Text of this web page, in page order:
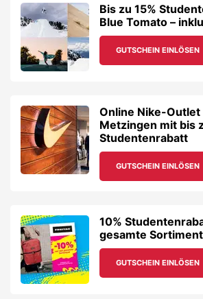
Bis zu 15%
Blue Tomato –
GUTSCHEIN EINLÖSEN
Online Nike-
Metzingen mit bis
Studentenrabatt
GUTSCHEIN EINLÖSEN
10%
gesamte Sortiment
GUTSCHEIN EINLÖSEN